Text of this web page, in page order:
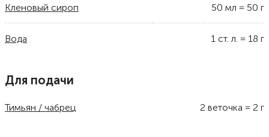
Кленовый сироп 50 мл = 50 г
Вода 1 ст. л. = 18 г
Для подачи
Тимьян / чабрец 2 веточка = 2 г